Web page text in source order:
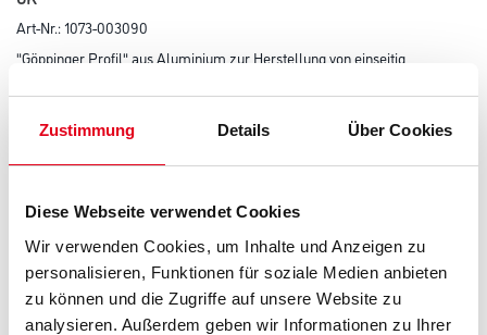
Zustimmung Details Über Cookies
Diese Webseite verwendet Cookies
Wir verwenden Cookies, um Inhalte und Anzeigen zu
personalisieren, Funktionen für soziale Medien anbieten
zu können und die Zugriffe auf unsere Website zu
analysieren. Außerdem geben wir Informationen zu Ihrer
Art-Nr.:1073-003090
"Göppinger Profil" aus Aluminium zur Herstellung von einseitig
Decken- oder Wandanschlüssen, für Gipskartonplatten ab 12,5 mm.
Länge in centimeter